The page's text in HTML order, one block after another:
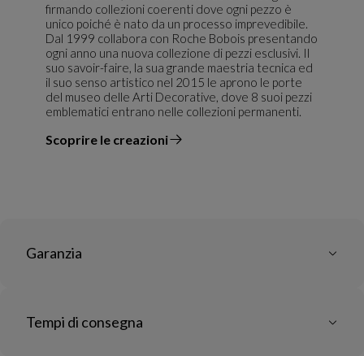
firmando collezioni coerenti dove ogni pezzo è
unico poiché è nato da un processo imprevedibile.
Dal 1999 collabora con Roche Bobois presentando
ogni anno una nuova collezione di pezzi esclusivi. Il
suo savoir-faire, la sua grande maestria tecnica ed
il suo senso artistico nel 2015 le aprono le porte
del museo delle Arti Decorative, dove 8 suoi pezzi
emblematici entrano nelle collezioni permanenti.
Scoprire le creazioni
il designer
Garanzia
Tempi di consegna